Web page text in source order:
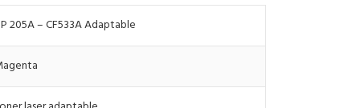
205A – CF533A Adaptable